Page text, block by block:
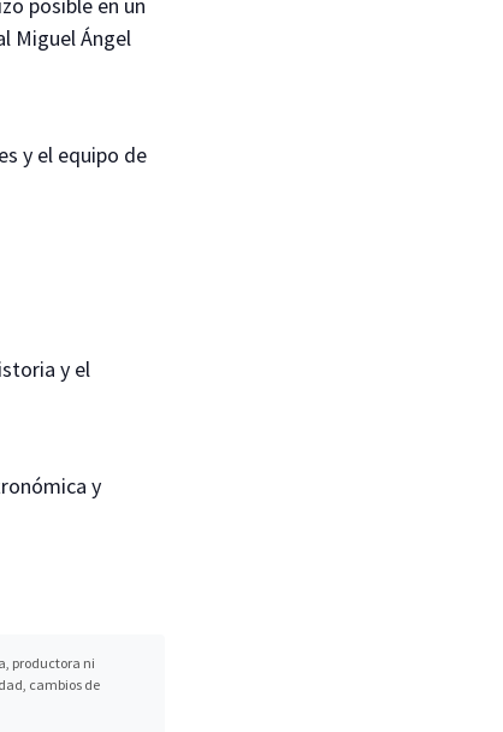
posible en un
Miguel Ángel
y el equipo de
y el
y
productora ni
cambios de